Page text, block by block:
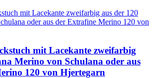
mit Lacekante zweifarbig
Merino von Schulana oder aus
120 von Hjertegarn